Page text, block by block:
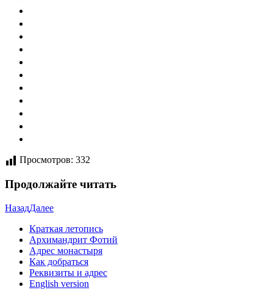
Просмотров: 332
Продолжайте читать
НазадДалее
Краткая летопись
Архимандрит Фотий
Адрес монастыря
Как добраться
Реквизиты и адрес
English version